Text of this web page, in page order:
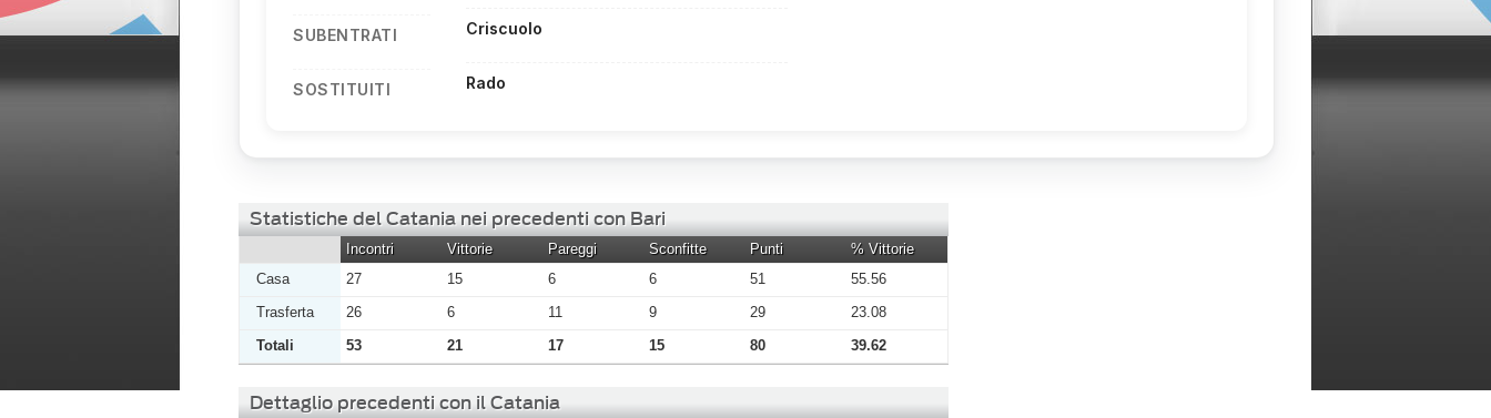
SUBENTRATI Criscuolo
SOSTITUITI Rado
Statistiche del Catania nei precedenti con Bari
Incontri Vittorie Pareggi Sconfitte Punti
% Vittorie
Casa
27 15 6 6 51
55.56
Trasferta
26 6 11 9 29
23.08
Totali
53 21 17 15 80 39.62
Dettaglio precedenti con il Catania